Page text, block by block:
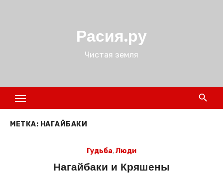
Расия.ру
Чистая земля
МЕТКА: НАГАЙБАКИ
Гудьба,Люди
Нагайбаки и Кряшены